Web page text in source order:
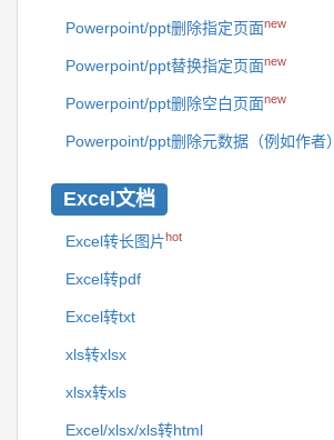
Powerpoint/ppt删除指定页面new
Powerpoint/ppt替换指定页面new
Powerpoint/ppt删除空白页面new
Powerpoint/ppt删除元数据（例如作者）
Excel文档
Excel转长图片hot
Excel转pdf
Excel转txt
xls转xlsx
xlsx转xls
Excel/xlsx/xls转html